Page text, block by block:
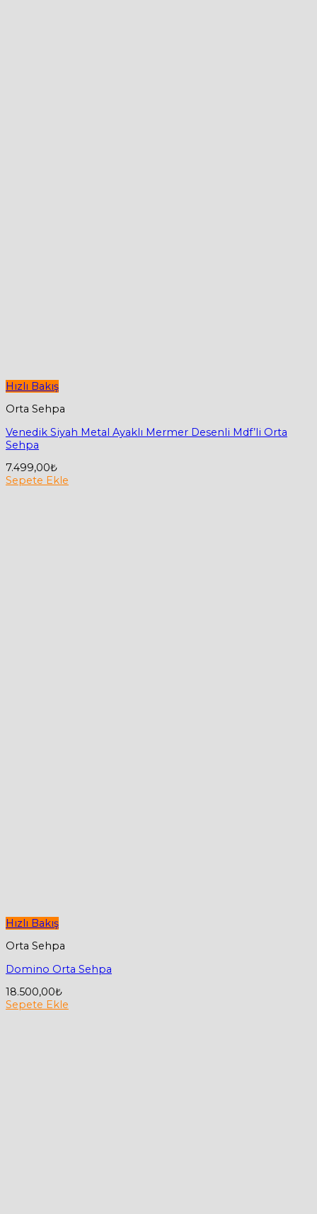
Hızlı Bakış
Orta Sehpa
Venedik Siyah Metal Ayaklı Mermer Desenli Mdf’li Orta
Sehpa
7.499,00₺
Sepete Ekle
Hızlı Bakış
Orta Sehpa
Domino Orta Sehpa
18.500,00₺
Sepete Ekle